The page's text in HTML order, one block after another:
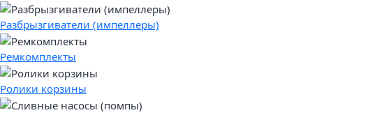
Разбрызгиватели (импеллеры)
Ремкомплекты
Ролики корзины